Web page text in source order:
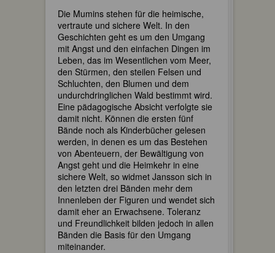
Die Mumins stehen für die heimische,
vertraute und sichere Welt. In den
Geschichten geht es um den Umgang
mit Angst und den einfachen Dingen im
Leben, das im Wesentlichen vom Meer,
den Stürmen, den steilen Felsen und
Schluchten, den Blumen und dem
undurchdringlichen Wald bestimmt wird.
Eine pädagogische Absicht verfolgte sie
damit nicht. Können die ersten fünf
Bände noch als Kinderbücher gelesen
werden, in denen es um das Bestehen
von Abenteuern, der Bewältigung von
Angst geht und die Heimkehr in eine
sichere Welt, so widmet Jansson sich in
den letzten drei Bänden mehr dem
Innenleben der Figuren und wendet sich
damit eher an Erwachsene. Toleranz
und Freundlichkeit bilden jedoch in allen
Bänden die Basis für den Umgang
miteinander.